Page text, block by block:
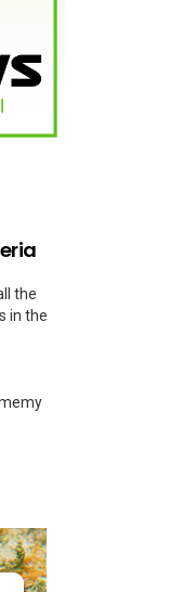
the
in the